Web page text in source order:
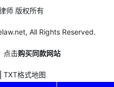
师 版权所有
All Rights Reserved.
点击购买同款网站
TXT格式地图